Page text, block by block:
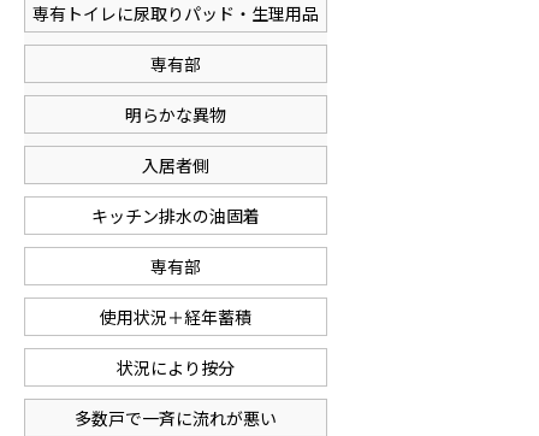
専有トイレに尿取りパッド・生理用品
専有部
明らかな異物
入居者側
キッチン排水の油固着
専有部
使用状況＋経年蓄積
状況により按分
多数戸で一斉に流れが悪い